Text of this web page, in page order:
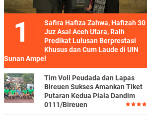
Safira Hafiza Zahwa, Hafizah 30
Juz Asal Aceh Utara, Raih
Predikat Lulusan Berprestasi
Khusus dan Cum Laude di UIN
Sunan Ampel
Tim Voli Peudada dan Lapas
Bireuen Sukses Amankan Tiket
Putaran Kedua Piala Dandim
0111/Bireuen